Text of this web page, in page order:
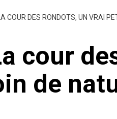
COUR DES RONDOTS, UN VRAI
cour
de